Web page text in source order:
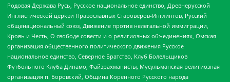
Родовая Держава Русь, Русское национальное единство, Древнерусской
Инглистической церкви Православных Староверов-Инглингов, Русский
общенациональный союз, Движение против нелегальной иммиграции,
Кровь и Честь, О свободе совести и о религиозных объединениях, Омская
организация общественного политического движения Русское
национальное единство, Северное Братство, Клуб Болельщиков
Футбольного Клуба Динамо, Файзрахманисты, Мусульманская религиозная
организация п. Боровский, Община Коренного Русского народа